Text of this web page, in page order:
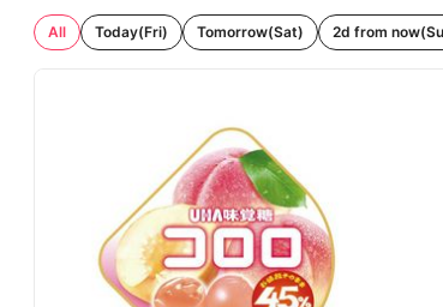
All Today(Fri) Tomorrow(Sat) 2d from